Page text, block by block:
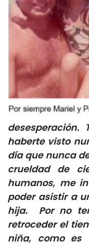
haberte visto
día que nunca
crueldad de
humanos, me
poder asistir a
hija. Por no
retroceder el
niña, como